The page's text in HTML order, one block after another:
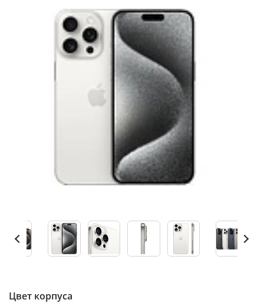
Цвет корпуса